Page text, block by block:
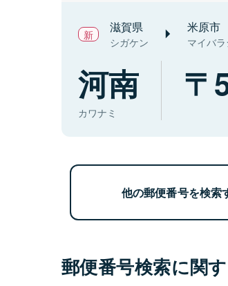
滋賀県
シガケン
米原市
マイバラ
河南
カワナミ
他の郵便番号を検索
郵便番号検索に関